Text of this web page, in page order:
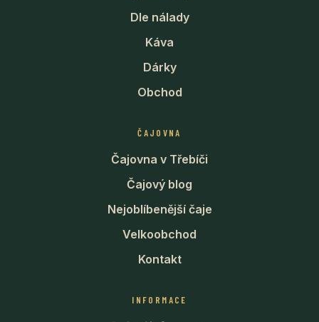
Dle nálady
Káva
Dárky
Obchod
ČAJOVNA
Čajovna v Třebíči
Čajový blog
Nejoblíbenější čaje
Velkoobchod
Kontakt
INFORMACE